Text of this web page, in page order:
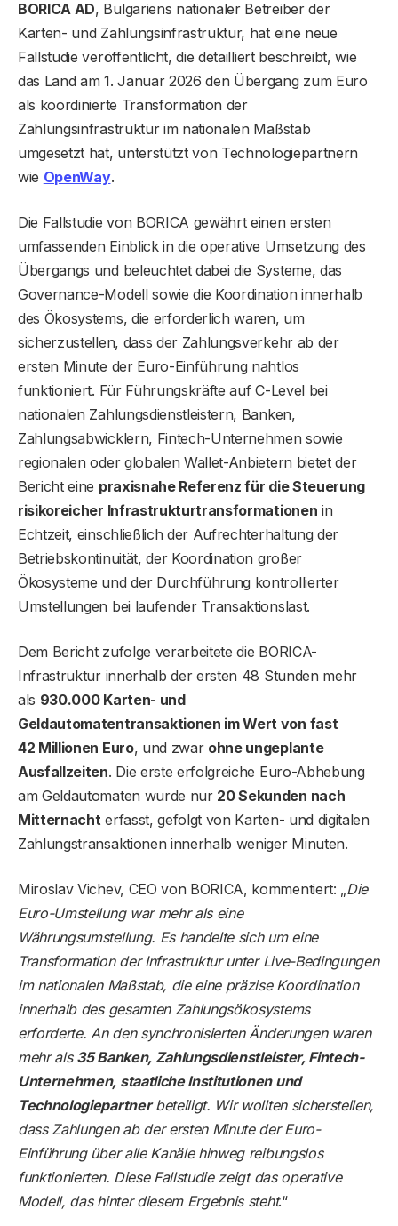
BORICA AD, Bulgariens nationaler Betreiber der
Karten- und Zahlungsinfrastruktur, hat eine neue
Fallstudie veröffentlicht, die detailliert beschreibt, wie
das Land am 1. Januar 2026 den Übergang zum Euro
als koordinierte Transformation der
Zahlungsinfrastruktur im nationalen Maßstab
umgesetzt hat, unterstützt von Technologiepartnern
wie OpenWay.
Die Fallstudie von BORICA gewährt einen ersten
umfassenden Einblick in die operative Umsetzung des
Übergangs und beleuchtet dabei die Systeme, das
Governance-Modell sowie die Koordination innerhalb
des Ökosystems, die erforderlich waren, um
sicherzustellen, dass der Zahlungsverkehr ab der
ersten Minute der Euro-Einführung nahtlos
funktioniert. Für Führungskräfte auf C-Level bei
nationalen Zahlungsdienstleistern, Banken,
Zahlungsabwicklern, Fintech-Unternehmen sowie
regionalen oder globalen Wallet-Anbietern bietet der
Bericht eine praxisnahe Referenz für die Steuerung
risikoreicher Infrastrukturtransformationen in
Echtzeit, einschließlich der Aufrechterhaltung der
Betriebskontinuität, der Koordination großer
Ökosysteme und der Durchführung kontrollierter
Umstellungen bei laufender Transaktionslast.
Dem Bericht zufolge verarbeitete die BORICA-
Infrastruktur innerhalb der ersten 48 Stunden mehr
als 930.000 Karten- und
Geldautomatentransaktionen im Wert von fast
42 Millionen Euro, und zwar ohne ungeplante
Ausfallzeiten. Die erste erfolgreiche Euro-Abhebung
am Geldautomaten wurde nur 20 Sekunden nach
Mitternachterfasst, gefolgt von Karten- und digitalen
Zahlungstransaktionen innerhalb weniger Minuten.
Miroslav Vichev, CEO von BORICA, kommentiert: „Die
Euro-Umstellung war mehr als eine
Währungsumstellung. Es handelte sich um eine
Transformation der Infrastruktur unter Live-Bedingungen
im nationalen Maßstab, die eine präzise Koordination
innerhalb des gesamten Zahlungsökosystems
erforderte. An den synchronisierten Änderungen waren
mehr als 35 Banken, Zahlungsdienstleister, Fintech-
Unternehmen, staatliche Institutionen und
Technologiepartnerbeteiligt. Wir wollten sicherstellen,
dass Zahlungen ab der ersten Minute der Euro-
Einführung über alle Kanäle hinweg reibungslos
funktionierten. Diese Fallstudie zeigt das operative
Modell, das hinter diesem Ergebnis steht.“